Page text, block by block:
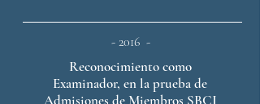
- 2016 -
Reconocimiento como
Examinador, en la prueba de
Admisiones de Miembros SBCJ